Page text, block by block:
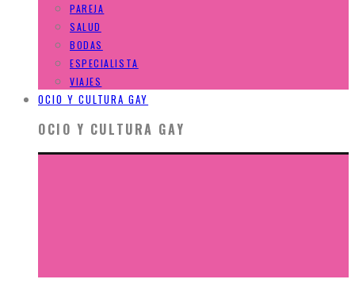
PAREJA
SALUD
BODAS
ESPECIALISTA
VIAJES
OCIO Y CULTURA GAY
OCIO Y CULTURA GAY